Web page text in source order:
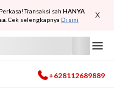
Transaksi sah HANYA
. Cek selengkapnya Di sini X
+628112689889